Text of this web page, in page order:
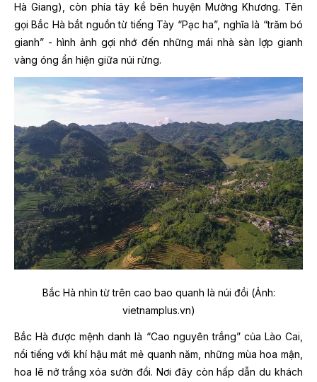
Hà Giang), còn phía tây kề bên huyện Mường Khương. Tên
gọi Bắc Hà bắt nguồn từ tiếng Tày “Pạc ha”, nghĩa là “trăm bó
gianh” - hình ảnh gợi nhớ đến những mái nhà sàn lợp gianh
vàng óng ẩn hiện giữa núi rừng.
Bắc Hà nhìn từ trên cao bao quanh là núi đồi (Ảnh:
vietnamplus.vn)
Bắc Hà được mệnh danh là “Cao nguyên trắng” của Lào Cai,
nổi tiếng với khí hậu mát mẻ quanh năm, những mùa hoa mận,
hoa lê nở trắng xóa sườn đồi. Nơi đây còn hấp dẫn du khách